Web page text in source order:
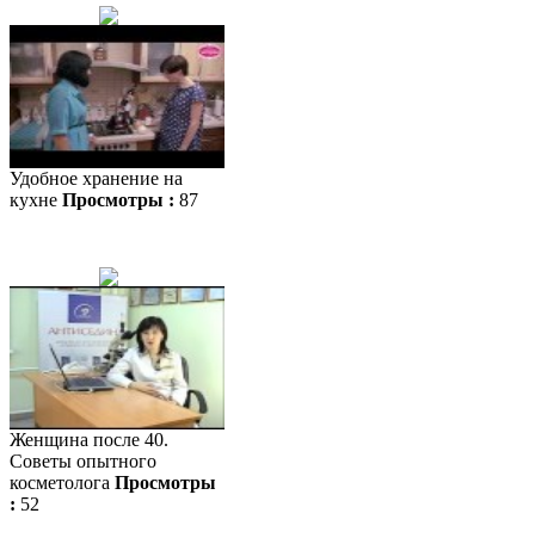
Удобное хранение на
кухне Просмотры : 87
Женщина после 40.
Советы опытного
косметолога Просмотры
: 52